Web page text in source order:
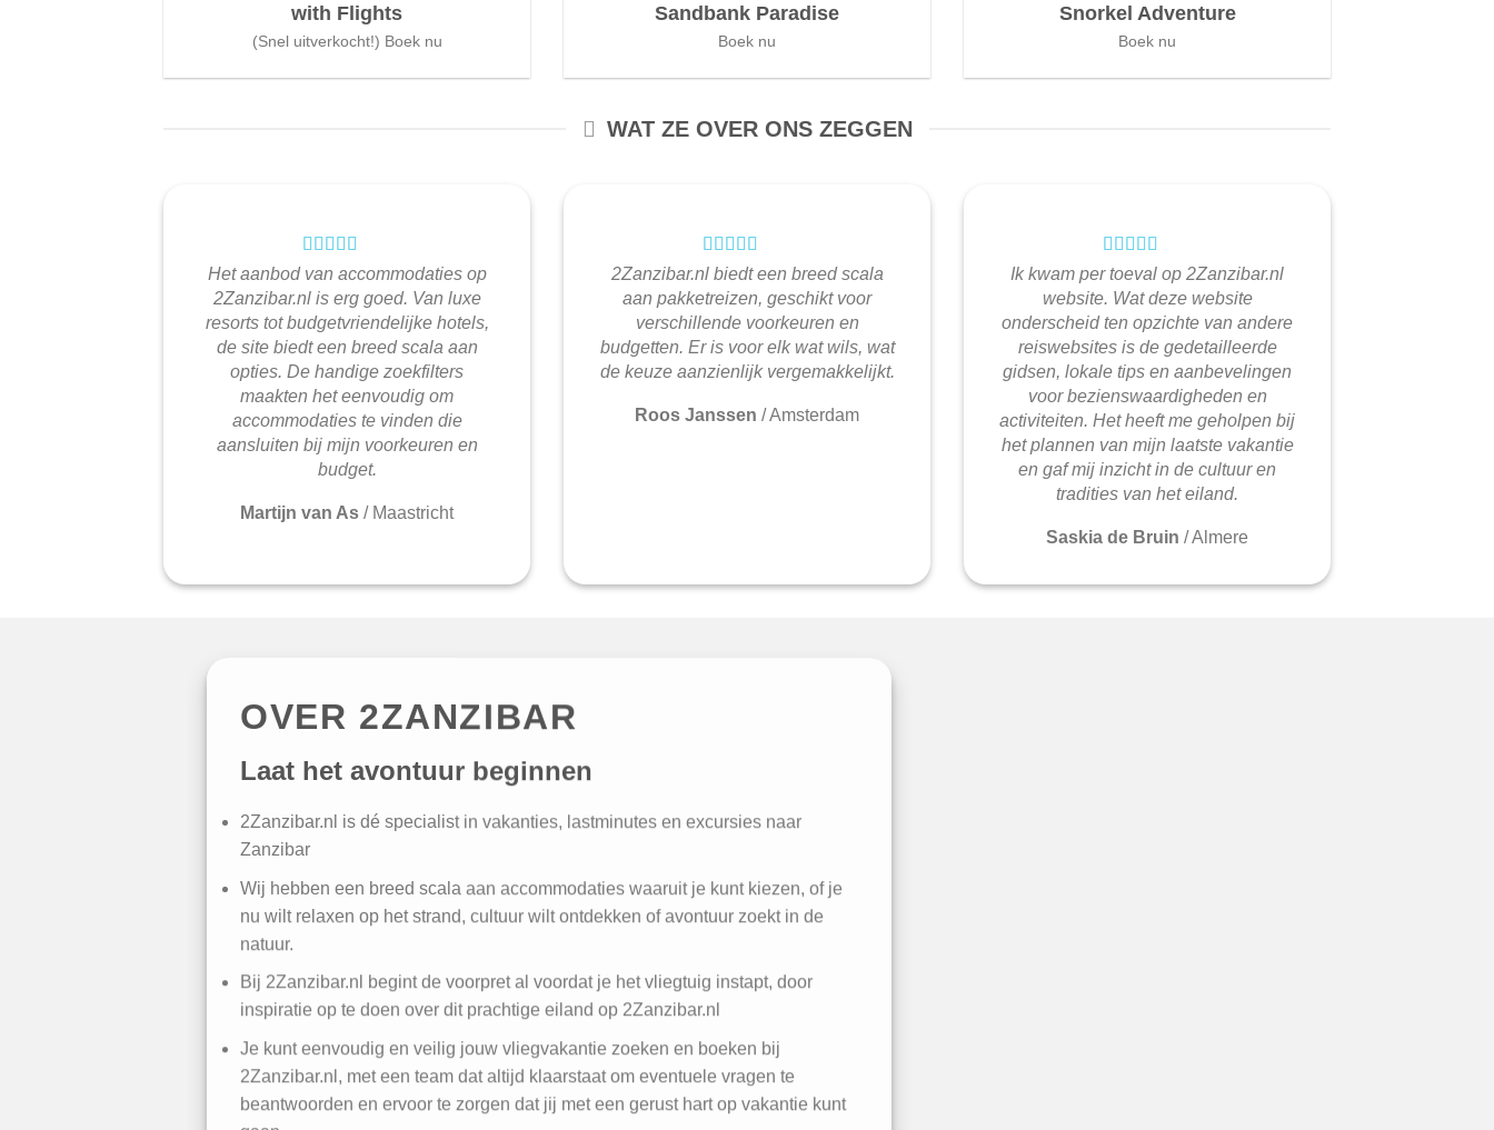
with Flights
(Snel uitverkocht!) Boek nu
Sandbank Paradise
Boek nu
Snorkel Adventure
Boek nu
WAT ZE OVER ONS ZEGGEN
Het aanbod van accommodaties op
2Zanzibar.nl is erg goed. Van luxe
resorts tot budgetvriendelijke hotels,
de site biedt een breed scala aan
opties. De handige zoekfilters
maakten het eenvoudig om
accommodaties te vinden die
aansluiten bij mijn voorkeuren en
budget.
Martijn van As / Maastricht
2Zanzibar.nl biedt een breed scala
aan pakketreizen, geschikt voor
verschillende voorkeuren en
budgetten. Er is voor elk wat wils, wat
de keuze aanzienlijk vergemakkelijkt.
Roos Janssen /Amsterdam
Ik kwam per toeval op 2Zanzibar.nl
website. Wat deze website
onderscheid ten opzichte van andere
reiswebsites is de gedetailleerde
gidsen, lokale tips en aanbevelingen
voor bezienswaardigheden en
activiteiten. Het heeft me geholpen bij
het plannen van mijn laatste vakantie
en gaf mij inzicht in de cultuur en
tradities van het eiland.
Saskia de Bruin /Almere
OVER 2ZANZIBAR
Laat het avontuur beginnen
2Zanzibar.nl is dé specialist in vakanties, lastminutes en excursies naar
Zanzibar
Wij hebben een breed scala aan accommodaties waaruit je kunt kiezen, of je
nu wilt relaxen op het strand, cultuur wilt ontdekken of avontuur zoekt in de
natuur.
Bij 2Zanzibar.nl begint de voorpret al voordat je het vliegtuig instapt, door
inspiratie op te doen over dit prachtige eiland op 2Zanzibar.nl
Je kunt eenvoudig en veilig jouw vliegvakantie zoeken en boeken bij
2Zanzibar.nl, met een team dat altijd klaarstaat om eventuele vragen te
beantwoorden en ervoor te zorgen dat jij met een gerust hart op vakantie kunt